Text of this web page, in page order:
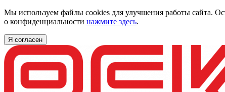
Мы используем файлы cookies для улучшения работы сайта.
о конфиденциальности нажмите здесь.
Я согласен